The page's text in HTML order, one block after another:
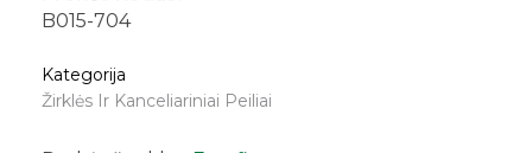
B015-704
Kategorija
Žirklės Ir Kanceliariniai Peiliai